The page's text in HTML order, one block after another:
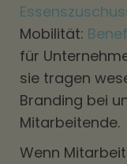
Mobilität:
für
sie tragen
Branding bei
Mitarbeitende.
Wenn